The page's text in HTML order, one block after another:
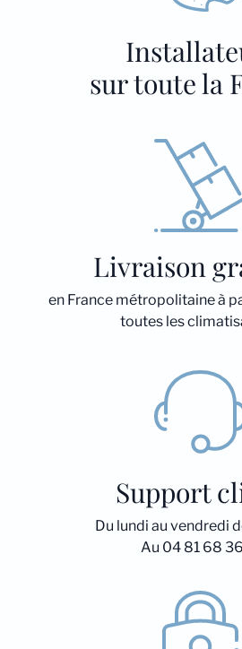
sur toute la
Livraison
en France métropolitaine à
toutes les
Support
Du lundi au vendredi
Au 04 81 68